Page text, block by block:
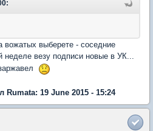
вожатых выберете - соседние
неделе везу подписи новые в УК...
19 June 2015 - 15:24